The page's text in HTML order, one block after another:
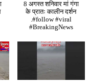
8 अगस्त शनिवार मां गंगा
के प्रातः कालीन दर्शन
.#follow #viral
#BreakingNews